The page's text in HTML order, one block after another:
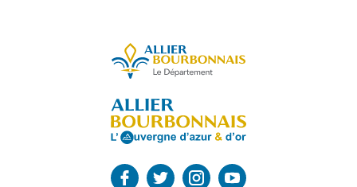
Allier, le département
L'Allier sur Facebook
L'Allier sur Twitter
L'Allier sur Instagram
L'Allier sur Youtube